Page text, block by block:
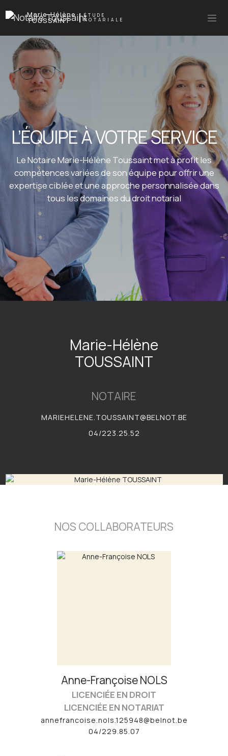
Marie-Hélène
TOUSSAINT
ÉTUDE
NOTARIALE
L’ÉQUIPE À VOTRE SERVICE
Le Notaire Marie-Hélène Toussaint met à profit les
compétences variées de son équipe pour offrir une
expertise ciblée et une approche personnalisée dans
tous les domaines du droit notarial
Marie-Hélène
TOUSSAINT
NOTAIRE
MARIEHELENE.TOUSSAINT@BELNOT.BE
04/223.25.52
NOS COLLABORATEURS
Anne-FrançoiseNOLS
LICENCIÉE EN DROIT
LICENCIÉE EN NOTARIAT
annefrancoise.nols.125948@belnot.be
04/229.85.07